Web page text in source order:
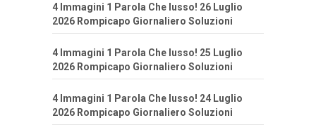
4 Immagini 1 Parola Che lusso! 26 Luglio
2026 Rompicapo Giornaliero Soluzioni
4 Immagini 1 Parola Che lusso! 25 Luglio
2026 Rompicapo Giornaliero Soluzioni
4 Immagini 1 Parola Che lusso! 24 Luglio
2026 Rompicapo Giornaliero Soluzioni